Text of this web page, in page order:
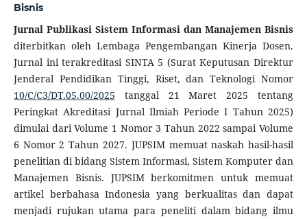
Bisnis
Jurnal Publikasi Sistem Informasi dan Manajemen Bisnis
diterbitkan oleh Lembaga Pengembangan Kinerja Dosen.
Jurnal ini terakreditasi SINTA 5 (Surat Keputusan Direktur
Jenderal Pendidikan Tinggi, Riset, dan Teknologi Nomor
10/C/C3/DT.05.00/2025 tanggal 21 Maret 2025 tentang
Peringkat Akreditasi Jurnal Ilmiah Periode I Tahun 2025)
dimulai dari Volume 1 Nomor 3 Tahun 2022 sampai Volume
6 Nomor 2 Tahun 2027. JUPSIM memuat naskah hasil-hasil
penelitian di bidang Sistem Informasi, Sistem Komputer dan
Manajemen Bisnis. JUPSIM berkomitmen untuk memuat
artikel berbahasa Indonesia yang berkualitas dan dapat
menjadi rujukan utama para peneliti dalam bidang ilmu